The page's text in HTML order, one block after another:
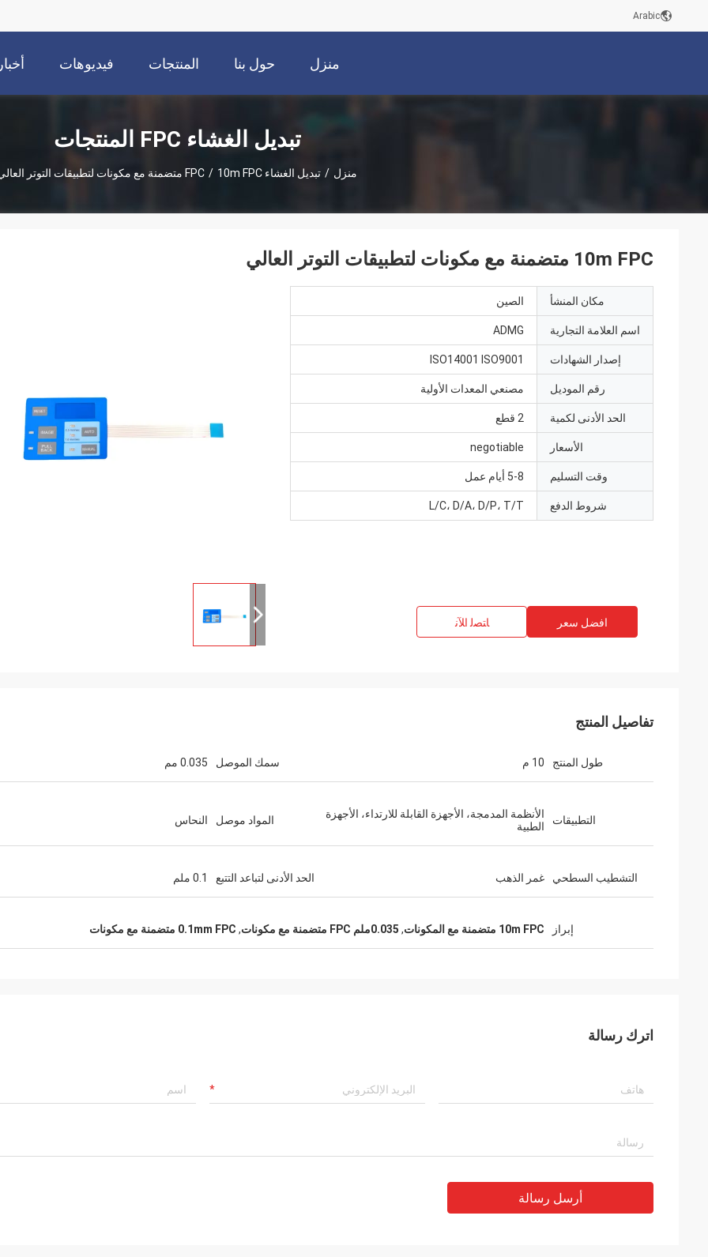
Arabic
منزل حول بنا المنتجات فيديوهات
تبديل الغشاء FPC المنتجات
منزل / تبديل الغشاء FPC / 10m FPC متضمنة مع مكونات لتطبيقات التوتر العالي
10m FPC متضمنة مع مكونات لتطبيقات التوتر العالي
مكان المنشأ الصين
اسم العلامة التجارية ADMG
إصدار الشهادات ISO14001 ISO9001
رقم الموديل مصنعي المعدات الأولية
الحد الأدنى لكمية 2 قطع
الأسعار negotiable
وقت التسليم 5-8 أيام عمل
شروط الدفع L/C، D/A، D/P، T/T
افضل سعر ﺎﺘﺼﻟ ﺍﻶﻧ
تفاصيل المنتج
طول المنتج 10 م سمك الموصل 0.035 مم
التطبيقات
الأنظمة المدمجة، الأجهزة القابلة للارتداء، الأجهزة
الطبية
المواد موصل النحاس
التشطيب السطحي غمر الذهب الحد الأدنى لتباعد التتبع 0.1 ملم
إبراز 10m FPC متضمنة مع المكونات , 0.035ملم FPC متضمنة مع مكونات , 0.1mm FPC متضمنة مع مكونات
اترك رسالة
أرسل رسالة